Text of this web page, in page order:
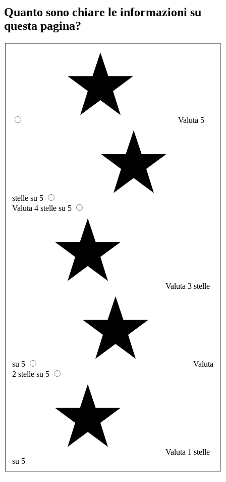
Quanto sono chiare le informazioni su
questa pagina?
Valuta 5
stelle su 5
Valuta 4 stelle su 5
Valuta 3 stelle
su 5
Valuta
2 stelle su 5
Valuta 1 stelle
su 5